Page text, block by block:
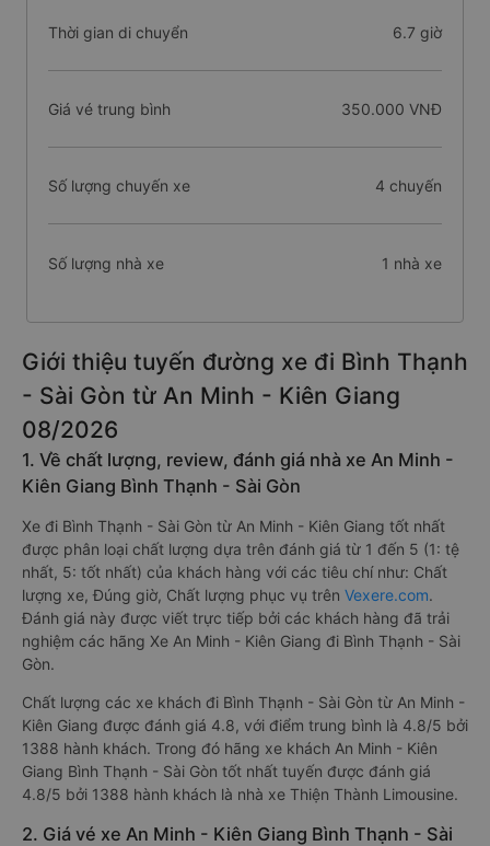
Thời gian di chuyển 6.7 giờ
Giá vé trung bình 350.000 VNĐ
Số lượng chuyến xe 4 chuyến
Số lượng nhà xe 1 nhà xe
Giới thiệu tuyến đường xe đi Bình Thạnh
- Sài Gòn từ An Minh - Kiên Giang
08/2026
1. Về chất lượng, review, đánh giá nhà xe An Minh -
Kiên Giang Bình Thạnh - Sài Gòn
Xe đi Bình Thạnh - Sài Gòn từ An Minh - Kiên Giang tốt nhất
được phân loại chất lượng dựa trên đánh giá từ 1 đến 5 (1: tệ
nhất, 5: tốt nhất) của khách hàng với các tiêu chí như: Chất
lượng xe, Đúng giờ, Chất lượng phục vụ trên Vexere.com.
Đánh giá này được viết trực tiếp bởi các khách hàng đã trải
nghiệm các hãng Xe An Minh - Kiên Giang đi Bình Thạnh - Sài
Gòn.
Chất lượng các xe khách đi Bình Thạnh - Sài Gòn từ An Minh -
Kiên Giang được đánh giá 4.8, với điểm trung bình là 4.8/5 bởi
1388 hành khách. Trong đó hãng xe khách An Minh - Kiên
Giang Bình Thạnh - Sài Gòn tốt nhất tuyến được đánh giá
4.8/5 bởi 1388 hành khách là nhà xe Thiện Thành Limousine.
2. Giá vé xe An Minh - Kiên Giang Bình Thạnh - Sài